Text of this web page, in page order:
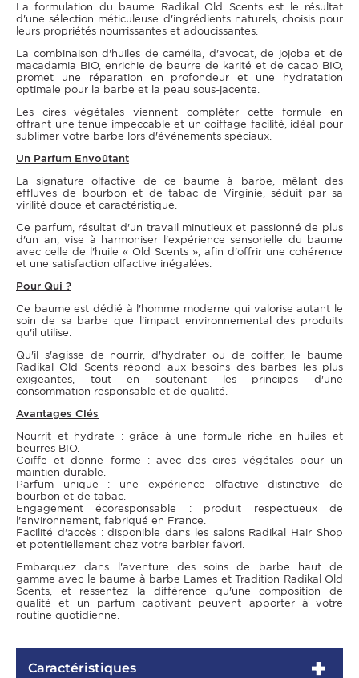
La formulation du baume Radikal Old Scents est le résultat
d'une sélection méticuleuse d'ingrédients naturels, choisis pour
leurs propriétés nourrissantes et adoucissantes.
La combinaison d'huiles de camélia, d'avocat, de jojoba et de
macadamia BIO, enrichie de beurre de karité et de cacao BIO,
promet une réparation en profondeur et une hydratation
optimale pour la barbe et la peau sous-jacente.
Les cires végétales viennent compléter cette formule en
offrant une tenue impeccable et un coiffage facilité, idéal pour
sublimer votre barbe lors d'événements spéciaux.
Un Parfum Envoûtant
La signature olfactive de ce baume à barbe, mêlant des
effluves de bourbon et de tabac de Virginie, séduit par sa
virilité douce et caractéristique.
Ce parfum, résultat d'un travail minutieux et passionné de plus
d'un an, vise à harmoniser l'expérience sensorielle du baume
avec celle de l'huile « Old Scents », afin d'offrir une cohérence
et une satisfaction olfactive inégalées.
Pour Qui ?
Ce baume est dédié à l'homme moderne qui valorise autant le
soin de sa barbe que l'impact environnemental des produits
qu'il utilise.
Qu'il s'agisse de nourrir, d'hydrater ou de coiffer, le baume
Radikal Old Scents répond aux besoins des barbes les plus
exigeantes, tout en soutenant les principes d'une
consommation responsable et de qualité.
Avantages Clés
Nourrit et hydrate : grâce à une formule riche en huiles et
beurres BIO.
Coiffe et donne forme : avec des cires végétales pour un
maintien durable.
Parfum unique : une expérience olfactive distinctive de
bourbon et de tabac.
Engagement écoresponsable : produit respectueux de
l'environnement, fabriqué en France.
Facilité d'accès : disponible dans les salons Radikal Hair Shop
et potentiellement chez votre barbier favori.
Embarquez dans l'aventure des soins de barbe haut de
gamme avec le baume à barbe Lames et Tradition Radikal Old
Scents, et ressentez la différence qu'une composition de
qualité et un parfum captivant peuvent apporter à votre
routine quotidienne.
Caractéristiques